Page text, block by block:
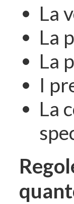
La
La
La
I
La